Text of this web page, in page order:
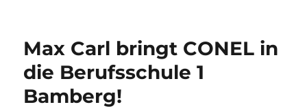
Max Carl bringt CONEL in
die Berufsschule 1
Bamberg!